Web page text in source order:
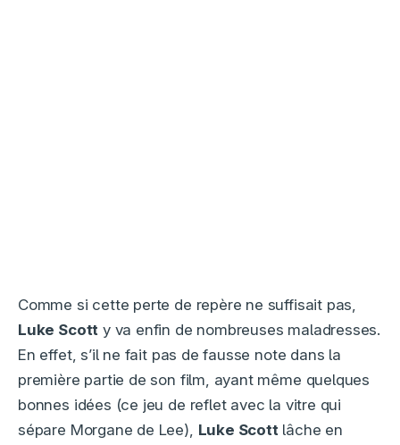
Comme si cette perte de repère ne suffisait pas,
Luke Scott y va enfin de nombreuses maladresses.
En effet, s’il ne fait pas de fausse note dans la
première partie de son film, ayant même quelques
bonnes idées (ce jeu de reflet avec la vitre qui
sépare Morgane de Lee), Luke Scottlâche en